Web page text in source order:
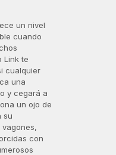
un nivel
cuando
Link te
cualquier
una
y cegará a
un ojo de
su
vagones,
con